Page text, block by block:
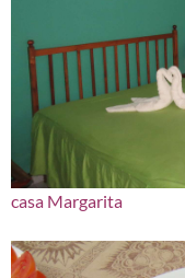
casa Margarita